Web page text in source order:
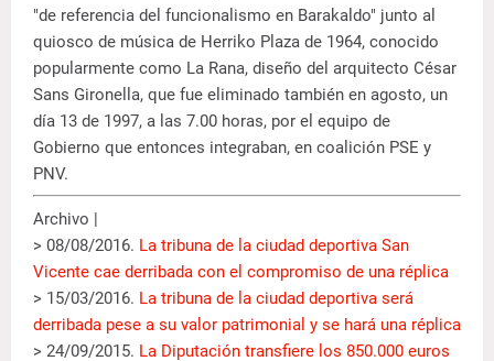
"de referencia del funcionalismo en Barakaldo" junto al
quiosco de música de Herriko Plaza de 1964, conocido
popularmente como La Rana, diseño del arquitecto César
Sans Gironella, que fue eliminado también en agosto, un
día 13 de 1997, a las 7.00 horas, por el equipo de
Gobierno que entonces integraban, en coalición PSE y
PNV.
Archivo |
> 08/08/2016. La tribuna de la ciudad deportiva San
Vicente cae derribada con el compromiso de una réplica
> 15/03/2016. La tribuna de la ciudad deportiva será
derribada pese a su valor patrimonial y se hará una réplica
> 24/09/2015. La Diputación transfiere los 850.000 euros